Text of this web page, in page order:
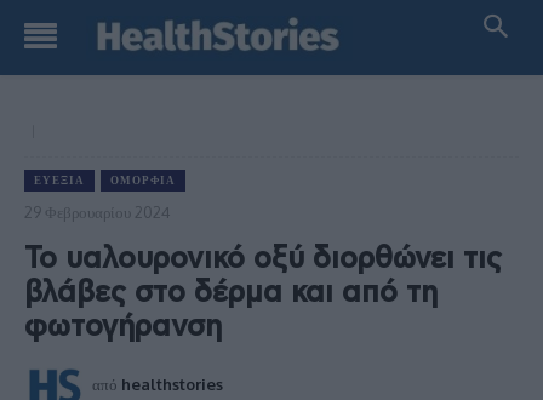
ΕΥΕΞΊΑ ΟΜΟΡΦΙΆ
29 Φεβρουαρίου 2024
Το υαλουρονικό οξύ διορθώνει τις
βλάβες στο δέρμα και από τη
φωτογήρανση
από healthstories